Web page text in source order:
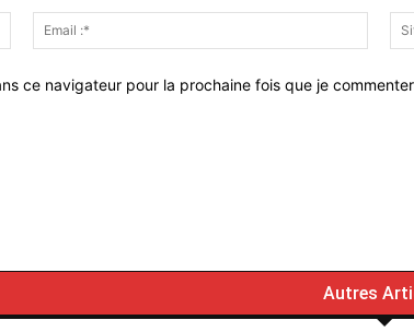
:*
Email
:*
ce navigateur pour la prochaine fois que je
Autres